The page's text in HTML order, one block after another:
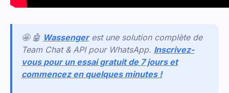
🤩 🤖 Wassenger est une solution complète de
Team Chat & API pour WhatsApp. Inscrivez-
vous pour un essai gratuit de 7 jours et
commencez en quelques minutes !